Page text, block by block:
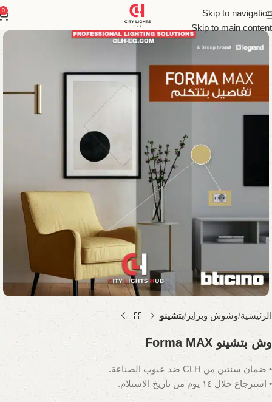
Skip to navigation
Skip to main content
0
الرئيسية وشوش وبرايز بتشينو
وش بتشينو Forma MAX
• ضمان سنتين من CLH ضد عيوب الصناعة.
• استرجاع خلال ١٤ يوم من تاريخ الاستلام.